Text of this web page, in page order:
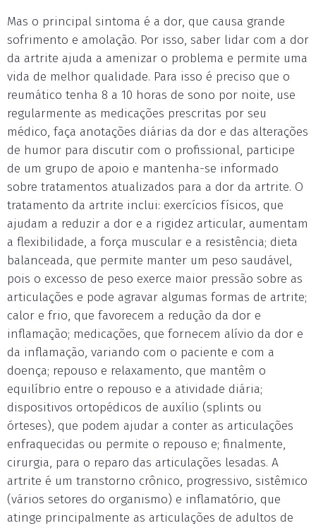
Mas o principal sintoma é a dor, que causa grande
sofrimento e amolação. Por isso, saber lidar com a dor
da artrite ajuda a amenizar o problema e permite uma
vida de melhor qualidade. Para isso é preciso que o
reumático tenha 8 a 10 horas de sono por noite, use
regularmente as medicações prescritas por seu
médico, faça anotações diárias da dor e das alterações
de humor para discutir com o profissional, participe
de um grupo de apoio e mantenha-se informado
sobre tratamentos atualizados para a dor da artrite. O
tratamento da artrite inclui: exercícios físicos, que
ajudam a reduzir a dor e a rigidez articular, aumentam
a flexibilidade, a força muscular e a resistência; dieta
balanceada, que permite manter um peso saudável,
pois o excesso de peso exerce maior pressão sobre as
articulações e pode agravar algumas formas de artrite;
calor e frio, que favorecem a redução da dor e
inflamação; medicações, que fornecem alívio da dor e
da inflamação, variando com o paciente e com a
doença; repouso e relaxamento, que mantêm o
equilíbrio entre o repouso e a atividade diária;
dispositivos ortopédicos de auxílio (splints ou
órteses), que podem ajudar a conter as articulações
enfraquecidas ou permite o repouso e; finalmente,
cirurgia, para o reparo das articulações lesadas. A
artrite é um transtorno crônico, progressivo, sistêmico
(vários setores do organismo) e inflamatório, que
atinge principalmente as articulações de adultos de